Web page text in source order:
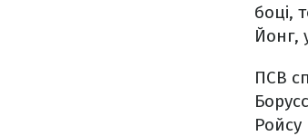
боці,
Йонг,
ПСВ
Ройсу